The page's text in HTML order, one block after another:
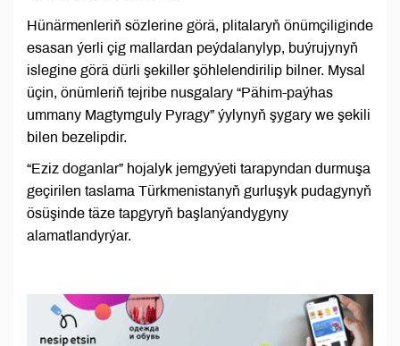
Hünärmenleriň sözlerine görä, plitalaryň önümçiliginde
esasan ýerli çig mallardan peýdalanylyp, buýrujynyň
islegine görä dürli şekiller şöhlelendirilip bilner. Mysal
üçin, önümleriň tejribe nusgalary “Pähim-paýhas
ummany Magtymguly Pyragy” ýylynyň şygary we şekili
bilen bezelipdir.
“Eziz doganlar” hojalyk jemgyýeti tarapyndan durmuşa
geçirilen taslama Türkmenistanyň gurluşyk pudagynyň
ösüşinde täze tapgyryň başlanýandygyny
alamatlandyrýar.